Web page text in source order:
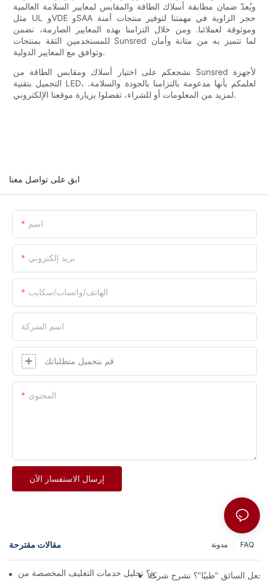
ويُعدّ ضمان مطابقة أسلاك الطاقة والمقابس لمعايير السلامة العالمية
مثل UL وVDE وSAA حجر الزاوية في مهمتنا لتوفير منتجات آمنة
وموثوقة لعملائنا. ومن خلال التزامنا بهذه المعايير الصارمة، نضمن
للمستخدمين الثقة بمنتجات Sunsred لما تتميز به من متانة وأمان
وتوافق مع المعايير الدولية.
نشجعكم على اختيار أسلاك ومقابس الطاقة من Sunsred لأجهزة
التجميل بتقنية LED، لعلمكم بأنها مدعومة بالتزامنا بالجودة والسلامة.
لمزيد من المعلومات أو للشراء، تفضلوا بزيارة موقعنا الإلكتروني.
ابق على تواصل معنا
اسم
بريد إلكتروني
الهاتف/واتساب/سكايب
اسم الشركة
قم بتحميل متطلباتك
المحتوى
إرسال الاستفسار الآن
مقالات مقترحة FAQ مدونة